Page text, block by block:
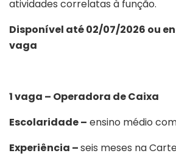
atividades correlatas à função.
Disponível até 02/07/2026 ou
vaga
1 vaga – Operadora de Caixa
Escolaridade – ensino médio
Experiência –seis meses na